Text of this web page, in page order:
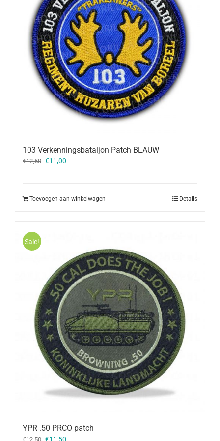
103 Verkenningsbataljon Patch BLAUW
€12,50 Oorspronkelijke
€11,00
Toevoegen aan winkelwagen Details
Sale!
YPR .50 PRCO patch
€12,50 Oorspronkelijke
€11,50